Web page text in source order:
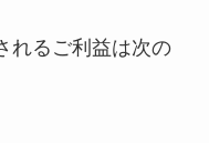
れるご利益は次の